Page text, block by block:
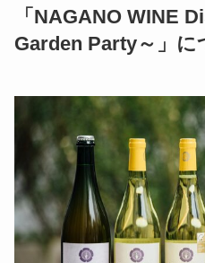
「NAGANO WINE
Garden Party～」に